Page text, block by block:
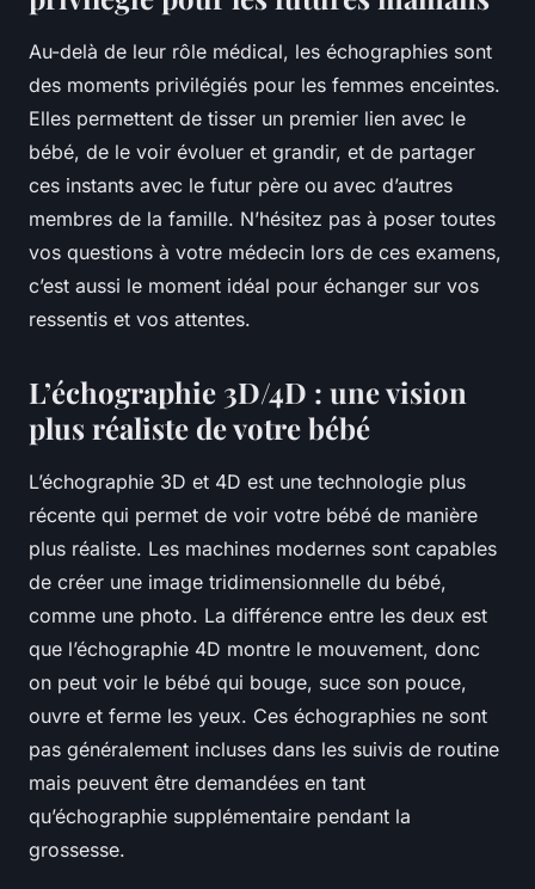
Au-delà de leur rôle médical, les échographies sont
des moments privilégiés pour les femmes enceintes.
Elles permettent de tisser un premier lien avec le
bébé, de le voir évoluer et grandir, et de partager
ces instants avec le futur père ou avec d’autres
membres de la famille. N’hésitez pas à poser toutes
vos questions à votre médecin lors de ces examens,
c’est aussi le moment idéal pour échanger sur vos
ressentis et vos attentes.
L’échographie 3D/4D : une vision
plus réaliste de votre bébé
L’échographie 3D et 4D est une technologie plus
récente qui permet de voir votre bébé de manière
plus réaliste. Les machines modernes sont capables
de créer une image tridimensionnelle du bébé,
comme une photo. La différence entre les deux est
que l’échographie 4D montre le mouvement, donc
on peut voir le bébé qui bouge, suce son pouce,
ouvre et ferme les yeux. Ces échographies ne sont
pas généralement incluses dans les suivis de routine
mais peuvent être demandées en tant
qu’échographie supplémentaire pendant la
grossesse.